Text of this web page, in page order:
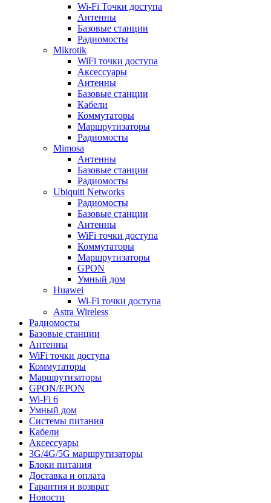
Wi-Fi Точки доступа
Антенны
Базовые станции
Радиомосты
Mikrotik
WiFi точки доступа
Аксессуары
Антенны
Базовые станции
Кабели
Коммутаторы
Маршрутизаторы
Радиомосты
Mimosa
Антенны
Базовые станции
Радиомосты
Ubiquiti Networks
Радиомосты
Базовые станции
Антенны
WiFi точки доступа
Коммутаторы
Маршрутизаторы
GPON
Умный дом
Huawei
Wi-Fi точки доступа
Astra Wireless
Радиомосты
Базовые станции
Антенны
WiFi точки доступа
Коммутаторы
Маршрутизаторы
GPON/EPON
Wi-Fi 6
Умный дом
Системы питания
Кабели
Аксессуары
3G/4G/5G маршрутизаторы
Блоки питания
Доставка и оплата
Гарантия и возврат
Новости